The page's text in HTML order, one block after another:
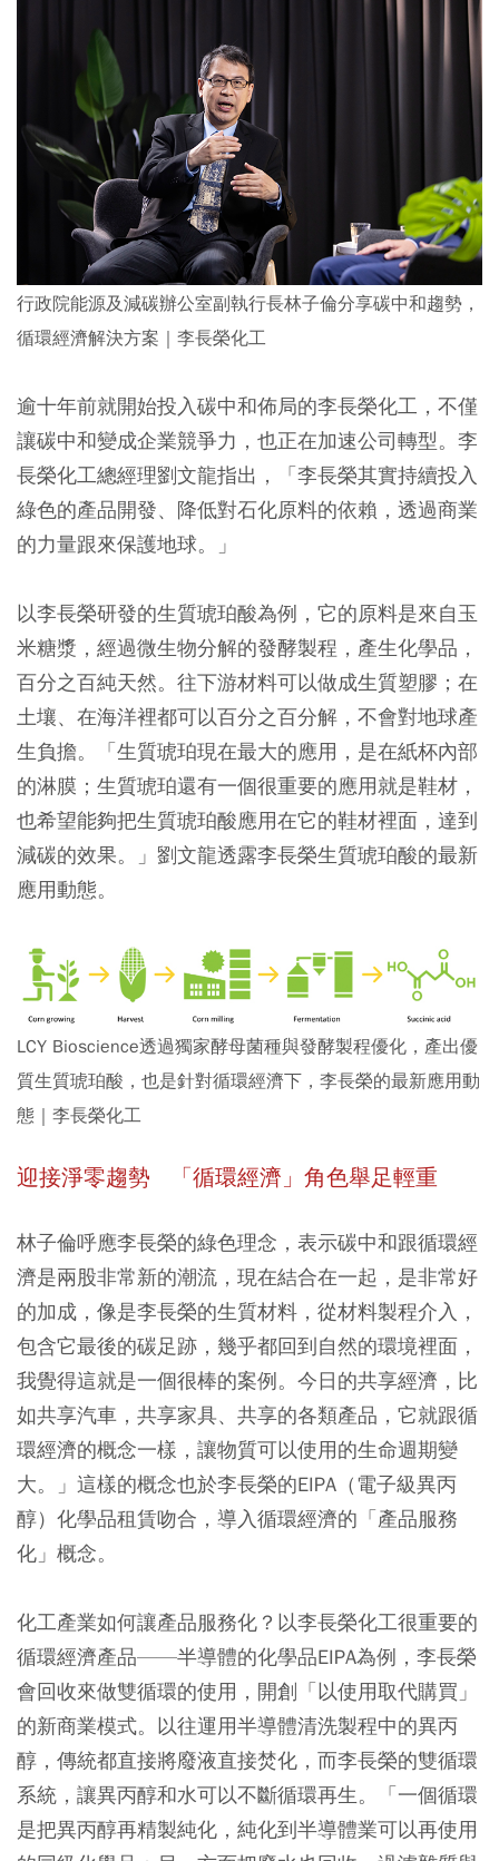
行政院能源及減碳辦公室副執行長林子倫分享碳中和趨勢，
循環經濟解決方案｜李長榮化工
逾十年前就開始投入碳中和佈局的李長榮化工，不僅
讓碳中和變成企業競爭力，也正在加速公司轉型。李
長榮化工總經理劉文龍指出，「李長榮其實持續投入
綠色的產品開發、降低對石化原料的依賴，透過商業
的力量跟來保護地球。」
以李長榮研發的生質琥珀酸為例，它的原料是來自玉
米糖漿，經過微生物分解的發酵製程，產生化學品，
百分之百純天然。往下游材料可以做成生質塑膠；在
土壤、在海洋裡都可以百分之百分解，不會對地球產
生負擔。「生質琥珀現在最大的應用，是在紙杯內部
的淋膜；生質琥珀還有一個很重要的應用就是鞋材，
也希望能夠把生質琥珀酸應用在它的鞋材裡面，達到
減碳的效果。」劉文龍透露李長榮生質琥珀酸的最新
應用動態。
LCY Bioscience透過獨家酵母菌種與發酵製程優化，產出優
質生質琥珀酸，也是針對循環經濟下，李長榮的最新應用動
態｜李長榮化工
迎接淨零趨勢 「循環經濟」角色舉足輕重
林子倫呼應李長榮的綠色理念，表示碳中和跟循環經
濟是兩股非常新的潮流，現在結合在一起，是非常好
的加成，像是李長榮的生質材料，從材料製程介入，
包含它最後的碳足跡，幾乎都回到自然的環境裡面，
我覺得這就是一個很棒的案例。今日的共享經濟，比
如共享汽車，共享家具、共享的各類產品，它就跟循
環經濟的概念一樣，讓物質可以使用的生命週期變
大。」這樣的概念也於李長榮的EIPA（電子級異丙
醇）化學品租賃吻合，導入循環經濟的「產品服務
化」概念。
化工產業如何讓產品服務化？以李長榮化工很重要的
循環經濟產品——半導體的化學品EIPA為例，李長榮
會回收來做雙循環的使用，開創「以使用取代購買」
的新商業模式。以往運用半導體清洗製程中的異丙
醇，傳統都直接將廢液直接焚化，而李長榮的雙循環
系統，讓異丙醇和水可以不斷循環再生。「一個循環
是把異丙醇再精製純化，純化到半導體業可以再使用